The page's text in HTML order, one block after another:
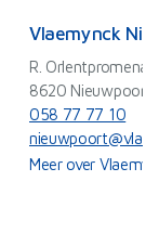
Vlaemynck
R.
8620 Nieuwpoort
058 77 77 10
Meer over